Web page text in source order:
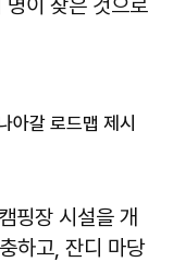
아갈 로드맵 제시
핑장 시설을 개
하고, 잔디 마당